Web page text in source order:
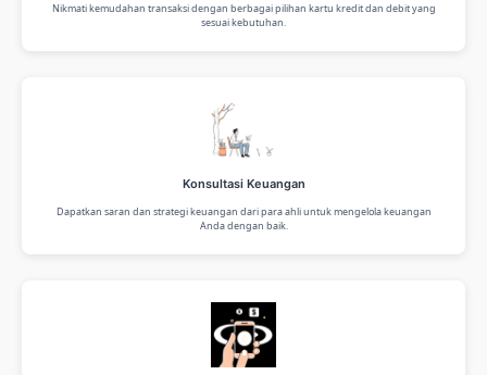
Nikmati kemudahan transaksi dengan berbagai pilihan kartu kredit dan debit yang
sesuai kebutuhan.
Konsultasi Keuangan
Dapatkan saran dan strategi keuangan dari para ahli untuk mengelola keuangan
Anda dengan baik.